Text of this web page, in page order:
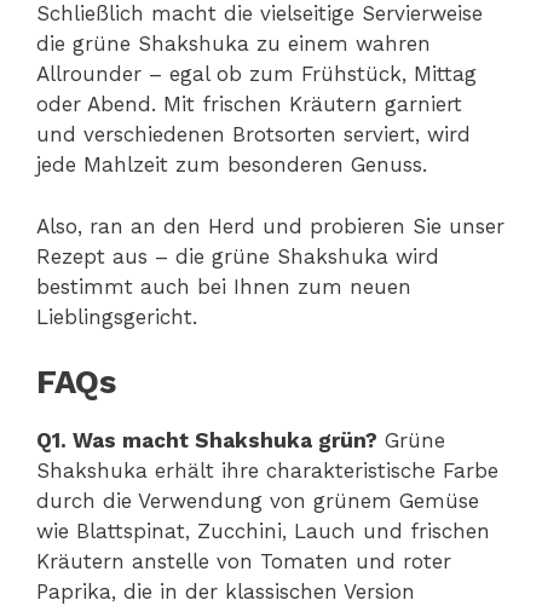
Schließlich macht die vielseitige Servierweise
die grüne Shakshuka zu einem wahren
Allrounder – egal ob zum Frühstück, Mittag
oder Abend. Mit frischen Kräutern garniert
und verschiedenen Brotsorten serviert, wird
jede Mahlzeit zum besonderen Genuss.
Also, ran an den Herd und probieren Sie unser
Rezept aus – die grüne Shakshuka wird
bestimmt auch bei Ihnen zum neuen
Lieblingsgericht.
FAQs
Q1. Was macht Shakshuka grün? Grüne
Shakshuka erhält ihre charakteristische Farbe
durch die Verwendung von grünem Gemüse
wie Blattspinat, Zucchini, Lauch und frischen
Kräutern anstelle von Tomaten und roter
Paprika, die in der klassischen Version